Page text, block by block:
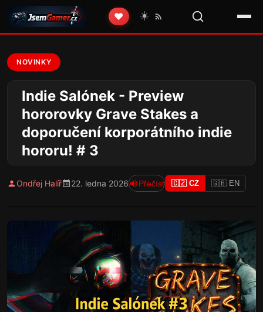
❤️ ☀️
NOVINKY
Indie Salónek - Preview
hororovky Grave Stakes a
doporučení korporátního indie
hororu! # 3
Ondřej Halíř 22. ledna 2026 Přečíst 🇨🇿 CZ 🇬🇧 EN